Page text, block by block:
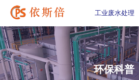
工业废水处理
环保科普